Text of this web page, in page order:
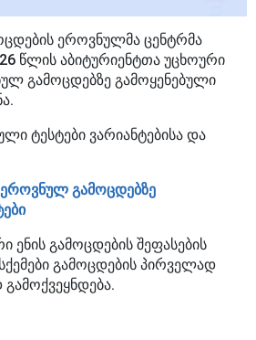
ეროვნულმა ცენტრმა
წლის აბიტურიენტთა უცხოური
გამოცდებზე გამოყენებული
ტესტები ვარიანტებისა და
გამოცდებზე
ენის გამოცდების შეფასების
სქემები გამოცდების პირველად